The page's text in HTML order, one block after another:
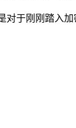
对于刚刚踏入